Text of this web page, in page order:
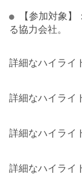
【参加対象
る協力会社。
詳細なハイライ
詳細なハイライ
詳細なハイライ
詳細なハイライ